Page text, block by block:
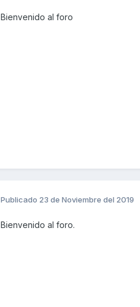
Bienvenido al foro
Publicado 23 de Noviembre del 2019
Bienvenido al foro.